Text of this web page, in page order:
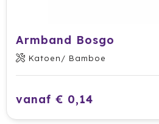
Armband Bosgo
Katoen/ Bamboe
vanaf € 0,14